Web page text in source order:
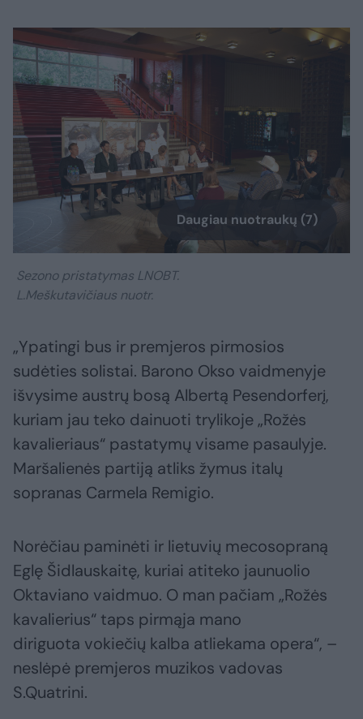
Daugiau nuotraukų (7)
Sezono pristatymas LNOBT.
L.Meškutavičiaus nuotr.
„Ypatingi bus ir premjeros pirmosios
sudėties solistai. Barono Okso vaidmenyje
išvysime austrų bosą Albertą Pesendorferį,
kuriam jau teko dainuoti trylikoje „Rožės
kavalieriaus“ pastatymų visame pasaulyje.
Maršalienės partiją atliks žymus italų
sopranas Carmela Remigio.
Norėčiau paminėti ir lietuvių mecosopraną
Eglę Šidlauskaitę, kuriai atiteko jaunuolio
Oktaviano vaidmuo. O man pačiam „Rožės
kavalierius“ taps pirmąja mano
diriguota vokiečių kalba atliekama opera“, –
neslėpė premjeros muzikos vadovas
S.Quatrini.